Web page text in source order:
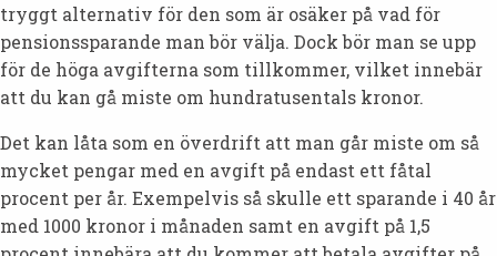
tryggt alternativ för den som är osäker på vad för
pensionssparande man bör välja. Dock bör man se upp
för de höga avgifterna som tillkommer, vilket innebär
att du kan gå miste om hundratusentals kronor.
Det kan låta som en överdrift att man går miste om så
mycket pengar med en avgift på endast ett fåtal
procent per år. Exempelvis så skulle ett sparande i 40 år
med 1000 kronor i månaden samt en avgift på 1,5